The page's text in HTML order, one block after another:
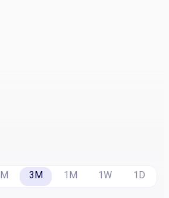
1D
1W
1M
3M
6M